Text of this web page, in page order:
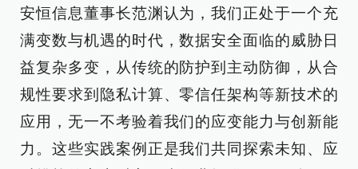
安恒信息董事长范渊认为，我们正处于一个充
满变数与机遇的时代，数据安全面临的威胁日
益复杂多变，从传统的防护到主动防御，从合
规性要求到隐私计算、零信任架构等新技术的
应用，无一不考验着我们的应变能力与创新能
力。这些实践案例正是我们共同探索未知、应